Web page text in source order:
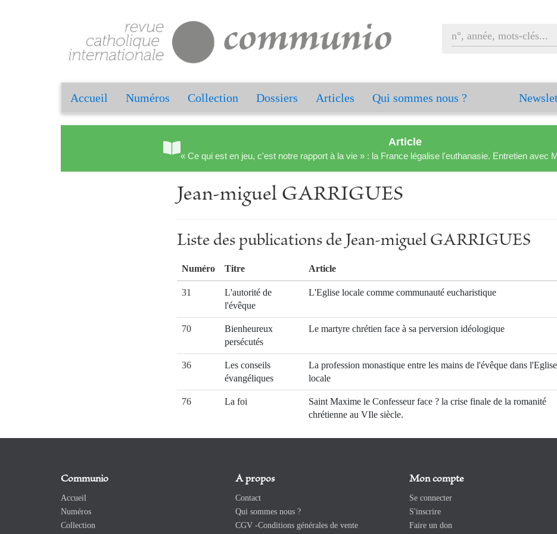
Accueil Numéros Collection Dossiers Articles Qui sommes nous ?
Article
« Ce qui est en jeu, c'est notre rapport à la vie » : la France légalise l'euthanasie. Entretien avec
Jean-miguel GARRIGUES
Liste des publications de Jean-miguel GARRIGUES
Numéro Titre Article
31
L'autorité de
l'évêque
L'Eglise locale comme communauté eucharistique
70
Bienheureux
persécutés
Le martyre chrétien face à sa perversion idéologique
36
Les conseils
évangéliques
La profession monastique entre les mains de l'évêque dans l'Eglise
locale
76 La foi
Saint Maxime le Confesseur face ? la crise finale de la romanité
chrétienne au VIle siècle.
Communio
Accueil
Numéros
Collection
A propos
Contact
Qui sommes nous ?
CGV -Conditions générales de vente
Mon compte
Se connecter
S'inscrire
Faire un don